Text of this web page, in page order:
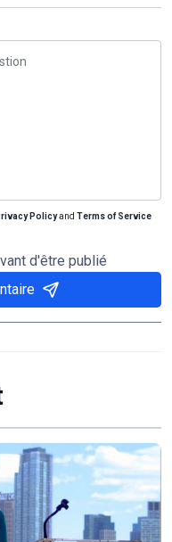
Policyand Terms of Service
d'être publié